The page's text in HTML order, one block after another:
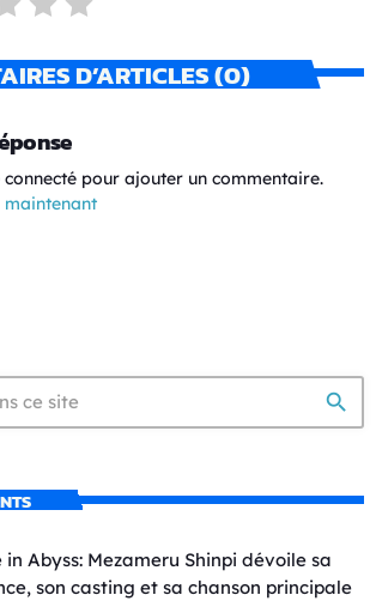
D’ARTICLES (0)
connecté pour ajouter un commentaire.
maintenant
search
Abyss: Mezameru Shinpi dévoile sa
son casting et sa chanson principale